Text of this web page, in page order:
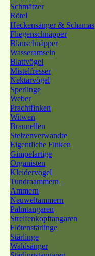
Schmätzer
Rötel
Heckensänger & Schamas
Fliegenschnäpper
Blauschnäpper
Wasseramseln
Blattvögel
Mistelfresser
Nektarvögel
Sperlinge
Weber
Prachtfinken
Witwen
Braunellen
Stelzenverwandte
Eigentliche Finken
Gimpelartige
Organisten
Kleidervögel
Tundraammern
Ammern
Neuweltammern
Palmtangaren
Streifenkopftangaren
Flötenstärlinge
Stärlinge
Waldsänger